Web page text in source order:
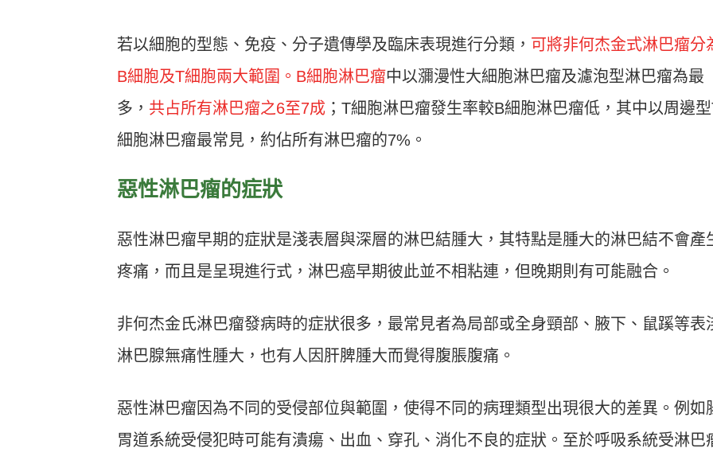
若以細胞的型態、免疫、分子遺傳學及臨床表現進行分類， 可將非何杰金式淋巴瘤分
B細胞及T細胞兩大範圍。B細胞淋巴瘤中以瀰漫性大細胞淋巴瘤及濾泡型淋巴瘤為最
多， 共占所有淋巴瘤之6至7成 ；T細胞淋巴瘤發生率較B細胞淋巴瘤低，其中以周邊
細胞淋巴瘤最常見，約佔所有淋巴瘤的7%。
惡性淋巴瘤的症狀
惡性淋巴瘤早期的症狀是淺表層與深層的淋巴結腫大，其特點是腫大的淋巴結不會產
疼痛，而且是呈現進行式，淋巴癌早期彼此並不相粘連，但晚期則有可能融合。
非何杰金氏淋巴瘤發病時的症狀很多，最常見者為局部或全身頸部、腋下、鼠蹊等表
淋巴腺無痛性腫大，也有人因肝脾腫大而覺得腹脹腹痛。
惡性淋巴瘤因為不同的受侵部位與範圍，使得不同的病理類型出現很大的差異。例如
胃道系統受侵犯時可能有潰瘍、出血、穿孔、消化不良的症狀。至於呼吸系統受淋巴